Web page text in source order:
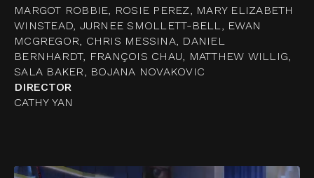
MARGOT ROBBIE, ROSIE PEREZ, MARY ELIZABETH
WINSTEAD, JURNEE SMOLLETT-BELL, EWAN
MCGREGOR, CHRIS MESSINA, DANIEL
BERNHARDT, FRANÇOIS CHAU, MATTHEW WILLIG,
SALA BAKER, BOJANA NOVAKOVIC
DIRECTOR
CATHY YAN